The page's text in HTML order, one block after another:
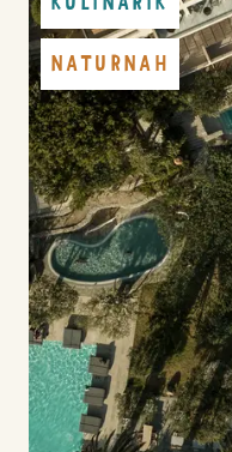
NATURNAH